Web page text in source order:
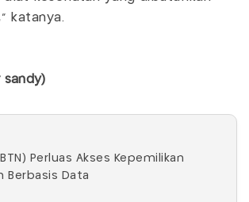
katanya.
Perluas Akses Kepemilikan
Berbasis Data